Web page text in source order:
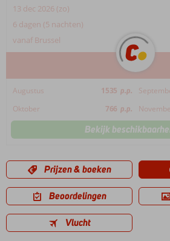
13 dec 2026 (zo)
6 dagen (5 nachten)
vanaf Brussel
Augustus 1535 p.p.
Oktober
766 p.p.
Bekijk
Prijzen & boeken
Beoordelingen
Vlucht